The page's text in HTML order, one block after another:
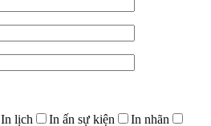
In lịch In ấn sự kiện
In nhãn